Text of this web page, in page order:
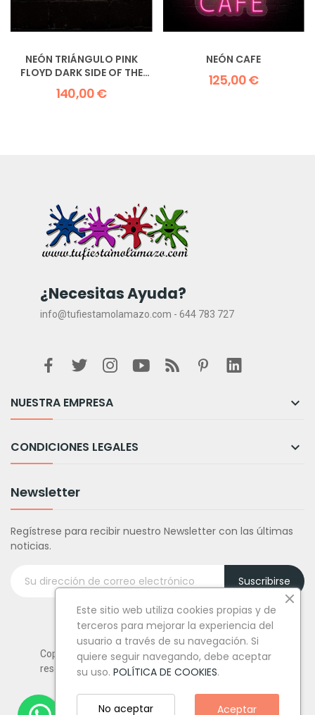
NEÓN TRIÁNGULO PINK
FLOYD DARK SIDE OF THE
MOON
140,00 €
NEÓN CAFE
125,00 €
¿Necesitas Ayuda?
info@tufiestamolamazo.com - 644 783 727
NUESTRA EMPRESA 
CONDICIONES LEGALES 
Newsletter
Regístrese para recibir nuestro Newsletter con las últimas
noticias.
Suscribirse
Copyright © Tufiestamolamazo.com - Todos los derechos
reservados.
Este sitio web utiliza cookies propias y de
terceros para mejorar la experiencia del
usuario a través de su navegación. Si
quiere seguir navegando, debe aceptar
su uso. POLÍTICA DE COOKIES.
Aceptar
No aceptar